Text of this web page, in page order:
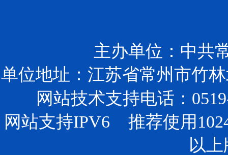
主办单位：中共
单位地址：江苏省常州市竹
网站技术支持电话：
网站支持IPV6 推荐使用
以